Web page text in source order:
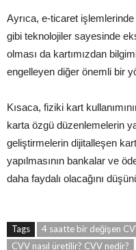
Ayrıca, e-ticaret
gibi teknolojiler sayesinde
olması da kartımızdan
engelleyen diğer önemli bir
Kısaca, fiziki kart
karta özgü düzenlemelerin
geliştirmelerin dijitalleşen
yapılmasının bankalar ve
daha faydalı olacağını
Tags 4 saatte bir değişen
CVV nasıl üretilir? CVV nedir?